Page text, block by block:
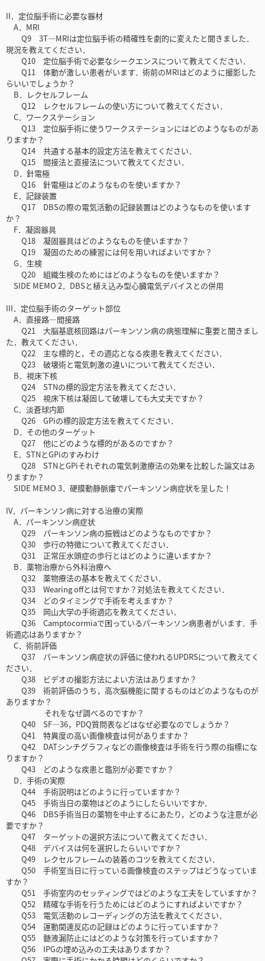
II．定位脳手術に必要な器材
A．MRI
Q9 3T—MRIは定位脳手術の精確性を劇的に変えたと聞きました．
現況を教えてください．
Q10 定位脳手術で必要なシークエンスについて教えてください．
Q11 体動が激しい患者がいます．術前のMRIはどのように撮影した
らいいでしょうか？
B．レクセルフレーム
Q12 レクセルフレームの使い方について教えてください．
C．ワークステーション
Q13 定位脳手術に使うワークステーションにはどのようなものがあ
りますか？
Q14 共通する基本的設定方法を教えてください．
Q15 間接法と直接法について教えてください．
D．針電極
Q16 針電極はどのようなものを使いますか？
E．記録装置
Q17 DBSの際の電気活動の記録装置はどのようなものを使います
か？
F．凝固器具
Q18 凝固器具はどのようなものを使いますか？
Q19 凝固のための練習には何を用いればよいですか？
G．生検
Q20 組織生検のためにはどのようなものを使いますか？
SIDE MEMO 2．DBSと植え込み型心臓電気デバイスとの併用
III．定位脳手術のターゲット部位
A．直接路—間接路
Q21 大脳基底核回路はパーキンソン病の病態理解に重要と聞きまし
た．教えてください．
Q22 主な標的と，その適応となる疾患を教えてください．
Q23 破壊術と電気刺激の違いについて教えてください．
B．視床下核
Q24 STNの標的設定方法を教えてください．
Q25 視床下核は凝固して破壊しても大丈夫ですか？
C．淡蒼球内節
Q26 GPiの標的設定方法を教えてください．
D．その他のターゲット
Q27 他にどのような標的があるのですか？
E．STNとGPiのすみわけ
Q28 STNとGPiそれぞれの電気刺激療法の効果を比較した論文はあ
りますか？
SIDE MEMO 3．硬膜動静脈瘻でパーキンソン病症状を呈した！
IV．パーキンソン病に対する治療の実際
A．パーキンソン病症状
Q29 パーキンソン病の振戦はどのようなものですか？
Q30 歩行の特徴について教えてください．
Q31 正常圧水頭症の歩行とはどのように違いますか？
B．薬物治療から外科治療へ
Q32 薬物療法の基本を教えてください．
Q33 Wearing offとは何ですか？対処法を教えてください．
Q34 どのタイミングで手術を考えますか？
Q35 岡山大学の手術適応を教えてください．
Q36 Camptocormiaで困っているパーキンソン病患者がいます．手
術適応はありますか？
C．術前評価
Q37 パーキンソン病症状の評価に使われるUPDRSについて教えてく
ださい．
Q38 ビデオの撮影方法によい方法はありますか？
Q39 術前評価のうち，高次脳機能に関するものはどのようなものが
ありますか？
それをなぜ調べるのですか？
Q40 SF—36，PDQ質問表などはなぜ必要なのでしょうか？
Q41 特異度の高い画像検査は何がありますか？
Q42 DATシンチグラフィなどの画像検査は手術を行う際の指標にな
りますか？
Q43 どのような疾患と鑑別が必要ですか？
D．手術の実際
Q44 手術説明はどのように行っていますか？
Q45 手術当日の薬物はどのようにしたらいいですか．
Q46 DBS手術当日の薬物を中止するにあたり，どのような注意が必
要ですか？
Q47 ターゲットの選択方法について教えてください．
Q48 デバイスは何を選択したらいいですか？
Q49 レクセルフレームの装着のコツを教えてください．
Q50 手術室当日に行っている画像検査のステップはどうなっていま
すか？
Q51 手術室内のセッティングではどのような工夫をしていますか？
Q52 精確な手術を行うためにはどのようにすればよいですか？
Q53 電気活動のレコーディングの方法を教えてください．
Q54 運動関連反応の記録はどのように行っていますか？
Q55 髄液漏防止にはどのような対策を行っていますか？
Q56 IPGの埋め込みの工夫はありますか？